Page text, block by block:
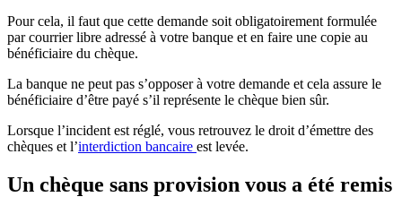
Pour cela, il faut que cette demande soit obligatoirement formulée
par courrier libre adressé à votre banque et en faire une copie au
bénéficiaire du chèque.
La banque ne peut pas s’opposer à votre demande et cela assure le
bénéficiaire d’être payé s’il représente le chèque bien sûr.
Lorsque l’incident est réglé, vous retrouvez le droit d’émettre des
chèques et l’interdiction bancaire est levée.
Un chèque sans provision vous a été remis